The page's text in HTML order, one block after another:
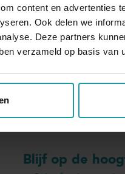
content en advertenties
Ook delen we
Deze partners
verzameld op basis van
de TVL is verplicht
wijze blijkt dat hij
Blijf op de